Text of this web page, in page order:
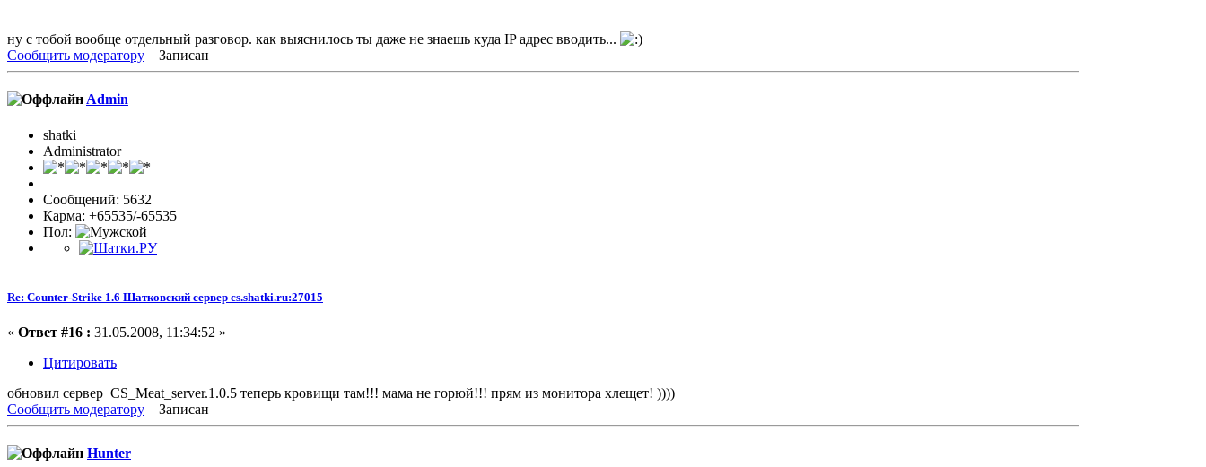
ну с тобой вообще отдельный разговор. как выяснилось ты даже не знаешь куда IP адрес вводить...
Сообщить модератору
Записан
Admin
shatki
Administrator
Сообщений: 5632
Карма: +65535/-65535
Пол:
Re: Counter-Strike 1.6 Шатковский сервер cs.shatki.ru:27015
« Ответ #16 : 31.05.2008, 11:34:52 »
Цитировать
обновил сервер CS_Meat_server.1.0.5 теперь кровищи там!!! мама не горюй!!! прям из монитора хлещет! ))))
Сообщить модератору
Записан
Hunter